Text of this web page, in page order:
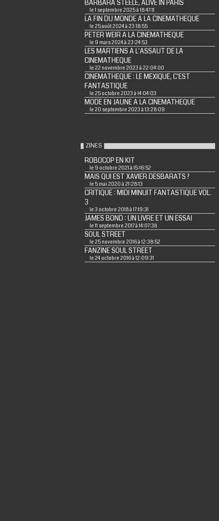
BARBARA STEELE, ALIVE IN PARIS
le 1 septembre 2025 à 18:47:11
LA FIN DU MONDE A LA CINEMATHEQUE
le 25 août 2024 à 23:18:55
PETER WEIR A LA CINEMATHEQUE
le 9 mars 2024 à 23:24:53
LES MARTIENS A L'ASSAUT DE LA
CINEMATHEQUE
le 22 novembre 2023 à 22:04:00
CINEMATHEQUE : LE MEXIQUE, C'EST
FANTASTIQUE
le 25 octobre 2023 à 14:04:03
MODE EN JAUNE A LA CINEMATHEQUE
le 20 septembre 2023 à 13:28:09
ZINES
ROBOCOP EN KIT
le 9 octobre 2021 à 15:16:52
MAIS QUI EST XAVIER DESBARATS ?
le 5 mai 2020 à 21:28:13
CRITIQUE : MIDI MINUIT FANTASTIQUE VOL.
3
le 3 octobre 2018 à 17:19:31
JAMES BOND : UN LIVRE ET UN ESSAI
le 11 septembre 2017 à 14:07:38
SOUL STREET
le 25 novembre 2016 à 12:38:52
FANZINE SOUL STREET
le 24 octobre 2016 à 12:09:31